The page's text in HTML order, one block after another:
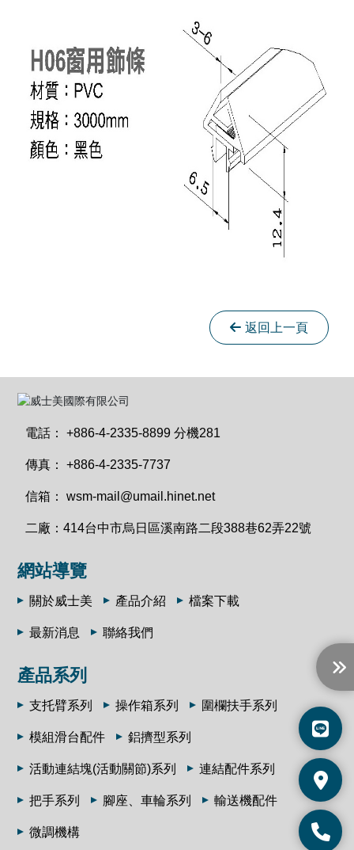
返回上一頁
電話：+886-4-2335-8899 分機281
傳真：+886-4-2335-7737
信箱：wsm-mail@umail.hinet.net
二廠：414台中市烏日區溪南路二段388巷62弄22號
網站導覽
關於威士美 產品介紹 檔案下載
最新消息 聯絡我們
產品系列
支托臂系列 操作箱系列 圍欄扶手系列
模組滑台配件 鋁擠型系列
活動連結塊(活動關節)系列 連結配件系列
把手系列 腳座、車輪系列 輸送機配件
微調機構